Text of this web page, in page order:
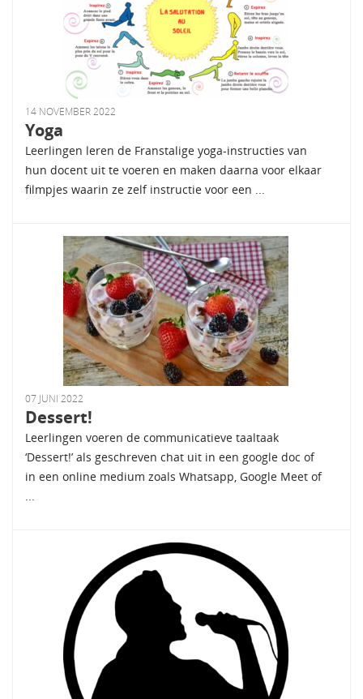
14 NOVEMBER 2022
Yoga
Leerlingen leren de Franstalige yoga-instructies van
hun docent uit te voeren en maken daarna voor elkaar
filmpjes waarin ze zelf instructie voor een ...
07 JUNI 2022
Dessert!
Leerlingen voeren de communicatieve taaltaak
‘Dessert!’ als geschreven chat uit in een google doc of
in een online medium zoals Whatsapp, Google Meet of
...